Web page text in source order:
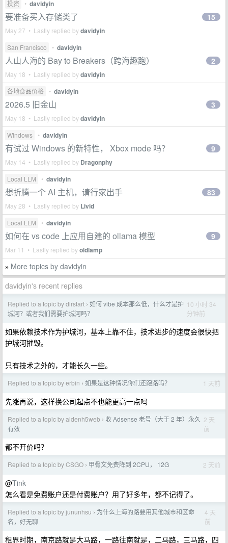
投资 • davidyin
要准备买入存储类了
May 27 • Lastly replied bydavidyin
15
San Francisco • davidyin
人山人海的 Bay to Breakers（跨海趣跑）
May 18 • Lastly replied bydavidyin
2
各地食品价格 • davidyin
2026.5 旧金山
May 18 • Lastly replied bydavidyin
3
Windows • davidyin
有试过 Windows 的新特性， Xbox mode 吗？
May 14 • Lastly replied by Dragonphy
9
Local LLM • davidyin
想折腾一个 AI 主机，请行家出手
May 28 • Lastly replied by Livid
83
Local LLM • davidyin
如何在 vs code 上应用自建的 ollama 模型
Mar 11 • Lastly replied byoldlamp
9
» More topics by davidyin
davidyin's recent replies
Replied to a topic by dirstart › 如何 vibe 成本那么低，什么才是护
城河？或者我们需要护城河吗？
10 小时 34
分钟前
如果依赖技术作为护城河，基本上靠不住，技术进步的速度会很快把
护城河摧毁。
只有技术之外的，才能长久一些。
Replied to a topic by erbin › 如果是这种情况你们还跑路吗？ 1 天前
先涨再说，这样换公司起点不也能更高一点吗
Replied to a topic by aidenh5web › 收 Adsense 老号（大于 2 年）永久
有效
2 天
前
都不开价吗？
Replied to a topic by CSGO › 甲骨文免费降到 2CPU， 12G 2 天前
@Tink
怎么看是免费账户还是付费账户？用了好多年，都不记得了。
Replied to a topic by jununhsu › 为什么上海的路要用其他城市和区命
名，好无聊
4 天
前
租界时期，南京路就是大马路，一路往南就是，二马路，三马路，四